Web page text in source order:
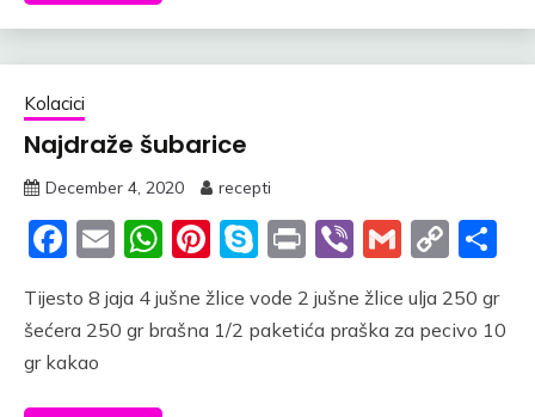
Kolacici
Najdraže šubarice
December 4, 2020 recepti
Facebook
EmailWhatsApp
Pinterest
Skype
PrintViberGmail
Tijesto 8 jaja 4 jušne žlice vode 2 jušne žlice ulja 250 gr
šećera 250 gr brašna 1/2 paketića praška za pecivo 10
gr kakao